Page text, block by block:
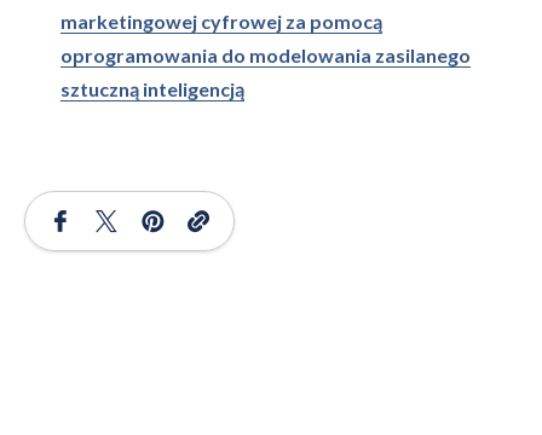
marketingowej cyfrowej za pomocą
oprogramowania do modelowania zasilanego
sztuczną inteligencją